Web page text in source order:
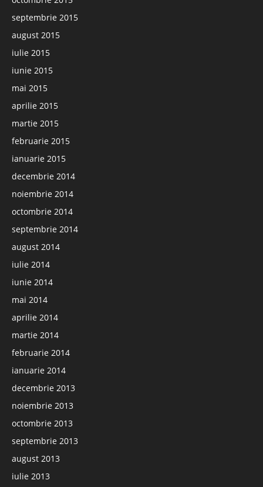
septembrie 2015
august 2015
iulie 2015
iunie 2015
mai 2015
aprilie 2015
martie 2015
februarie 2015
ianuarie 2015
decembrie 2014
noiembrie 2014
octombrie 2014
septembrie 2014
august 2014
iulie 2014
iunie 2014
mai 2014
aprilie 2014
martie 2014
februarie 2014
ianuarie 2014
decembrie 2013
noiembrie 2013
octombrie 2013
septembrie 2013
august 2013
iulie 2013